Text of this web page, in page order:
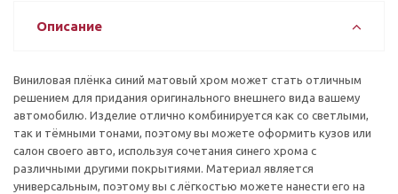
Описание
Виниловая плёнка синий матовый хром может стать отличным
решением для придания оригинального внешнего вида вашему
автомобилю. Изделие отлично комбинируется как со светлыми,
так и тёмными тонами, поэтому вы можете оформить кузов или
салон своего авто, используя сочетания синего хрома с
различными другими покрытиями. Материал является
универсальным, поэтому вы с лёгкостью можете нанести его на